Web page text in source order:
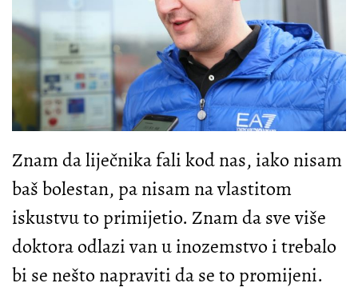
Znam da liječnika fali kod nas, iako nisam
baš bolestan, pa nisam na vlastitom
iskustvu to primijetio. Znam da sve više
doktora odlazi van u inozemstvo i trebalo
bi se nešto napraviti da se to promijeni.